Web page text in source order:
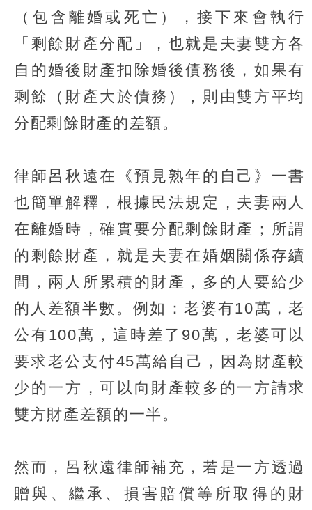
（包含離婚或死亡），接下來會執行
「剩餘財產分配」，也就是夫妻雙方各
自的婚後財產扣除婚後債務後，如果有
剩餘（財產大於債務），則由雙方平均
分配剩餘財產的差額。
律師呂秋遠在《預見熟年的自己》一書
也簡單解釋，根據民法規定，夫妻兩人
在離婚時，確實要分配剩餘財產；所謂
的剩餘財產，就是夫妻在婚姻關係存續
間，兩人所累積的財產，多的人要給少
的人差額半數。例如：老婆有10萬，老
公有100萬，這時差了90萬，老婆可以
要求老公支付45萬給自己，因為財產較
少的一方，可以向財產較多的一方請求
雙方財產差額的一半。
然而，呂秋遠律師補充，若是一方透過
贈與、繼承、損害賠償等所取得的財